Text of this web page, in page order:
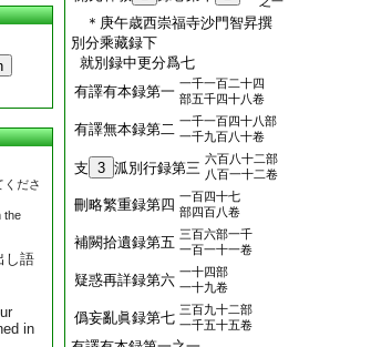
くださ
the
し語
in
＊庚午歳西崇福寺沙門智昇撰
別分乘藏録下
就別録中更分爲七
有譯有本録第一 一千一百二十四
部五千四十八卷
有譯無本録第二 一千一百四十八部
一千九百八十卷
支 3 泒別行録第三
六百八十二部
八百一十二卷
刪略繁重録第四 一百四十七
部四百八卷
補闕拾遺録第五 三百六部一千
一百一十一卷
疑惑再詳録第六 一十四部
一十九卷
僞妄亂眞録第七 三百九十二部
一千五十五卷